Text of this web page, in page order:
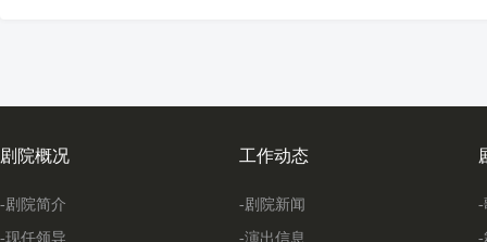
剧院概况
-剧院简介
-现任领导
工作动态
-剧院新闻
-演出信息
-
-